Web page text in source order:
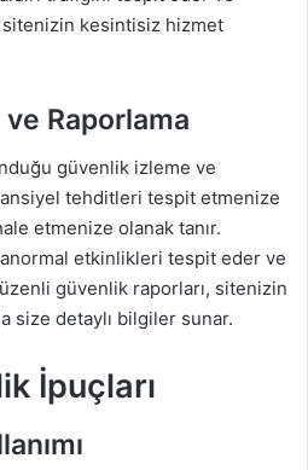
kesintisiz hizmet
Raporlama
güvenlik izleme ve
tehditleri tespit etmenize
etmenize olanak tanır.
etkinlikleri tespit eder ve
güvenlik raporları, sitenizin
size detaylı bilgiler sunar.
İpuçları